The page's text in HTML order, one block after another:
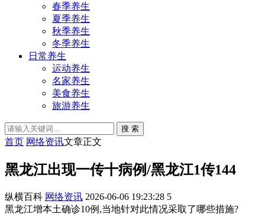
春季养生
夏季养生
秋季养生
冬季养生
日常养生
运动养生
名家养生
美食养生
旅游养生
搜 索
首页 网络资讯文章正文
黑龙江出现一传十病例/黑龙江1传144
纵横百科 网络资讯 2026-06-06 19:23:28 5
黑龙江增本土确诊10例,当地针对此情况采取了哪些措施?